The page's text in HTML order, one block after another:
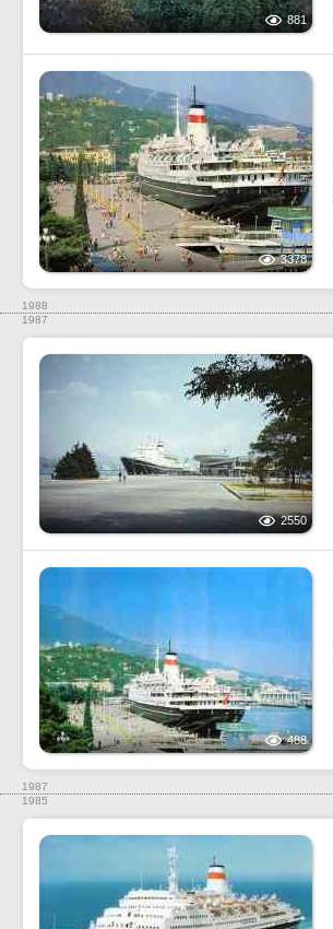
881
3378
1988
1987
2550
488
1987
1985